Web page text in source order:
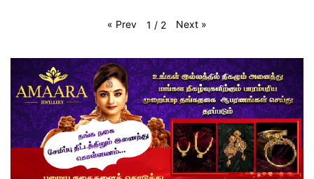
« Prev 1 / 2 Next »